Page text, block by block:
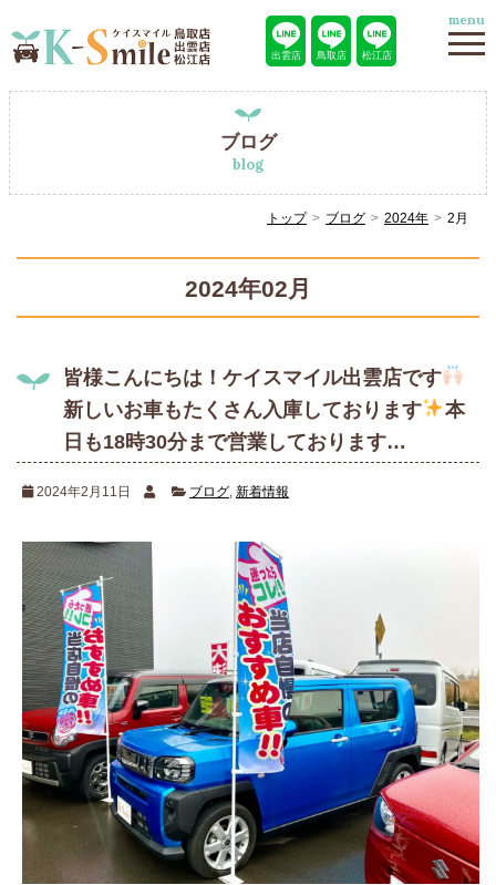
出雲店 鳥取店 松江店
menu
ブログ
blog
トップ ブログ 2024年 2月
2024年02月
皆様こんにちは！ケイスマイル出雲店です
新しいお車もたくさん入庫しております
本
日も18時30分まで営業しております…
2024年2月11日 ブログ 新着情報